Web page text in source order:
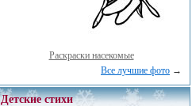
Раскраски насекомые
Все лучшие фото →
Детские стихи